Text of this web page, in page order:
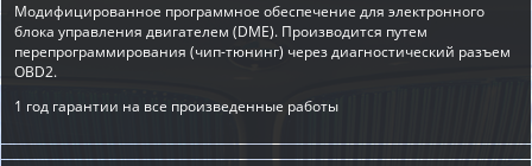
Модифицированное программное обеспечение для электронного
блока управления двигателем (DME). Производится путем
перепрограммирования (чип-тюнинг) через диагностический разъем
OBD2.
1 год гарантии на все произведенные работы